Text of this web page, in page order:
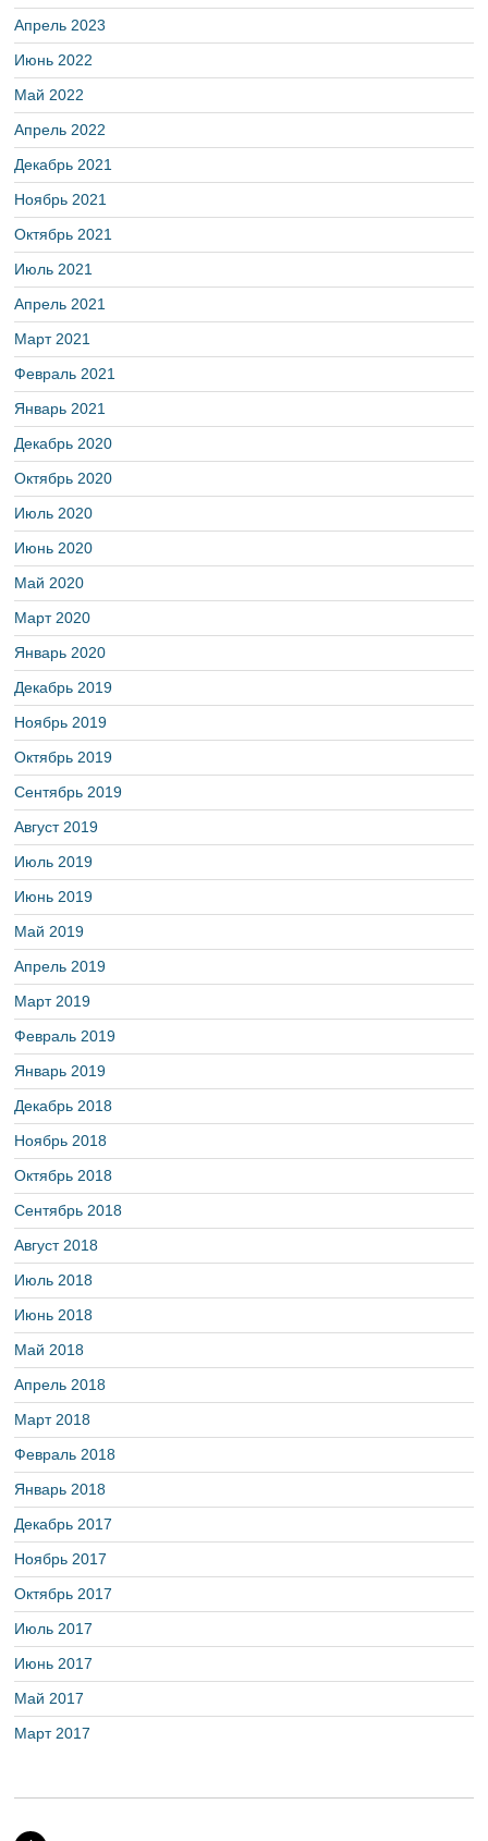
Апрель 2023
Июнь 2022
Май 2022
Апрель 2022
Декабрь 2021
Ноябрь 2021
Октябрь 2021
Июль 2021
Апрель 2021
Март 2021
Февраль 2021
Январь 2021
Декабрь 2020
Октябрь 2020
Июль 2020
Июнь 2020
Май 2020
Март 2020
Январь 2020
Декабрь 2019
Ноябрь 2019
Октябрь 2019
Сентябрь 2019
Август 2019
Июль 2019
Июнь 2019
Май 2019
Апрель 2019
Март 2019
Февраль 2019
Январь 2019
Декабрь 2018
Ноябрь 2018
Октябрь 2018
Сентябрь 2018
Август 2018
Июль 2018
Июнь 2018
Май 2018
Апрель 2018
Март 2018
Февраль 2018
Январь 2018
Декабрь 2017
Ноябрь 2017
Октябрь 2017
Июль 2017
Июнь 2017
Май 2017
Март 2017